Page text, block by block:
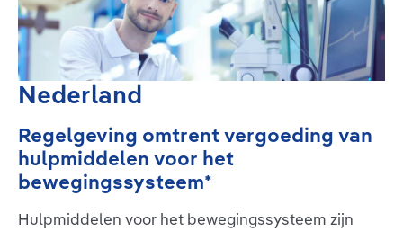
Nederland
Regelgeving omtrent vergoeding van
hulpmiddelen voor het
bewegingssysteem*
Hulpmiddelen voor het bewegingssysteem zijn